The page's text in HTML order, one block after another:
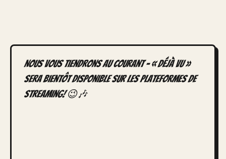
Nous vous tiendrons au courant – « Déjà Vu »
sera bientôt disponible sur les plateformes de
streaming! 😉🎶